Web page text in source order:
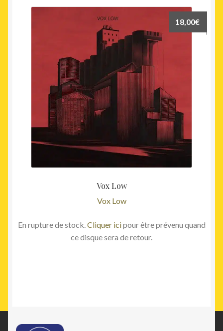
Vox Low
Vox Low
18,00€
En rupture de stock.Cliquer icipour être prévenu quand
ce disque sera de retour.